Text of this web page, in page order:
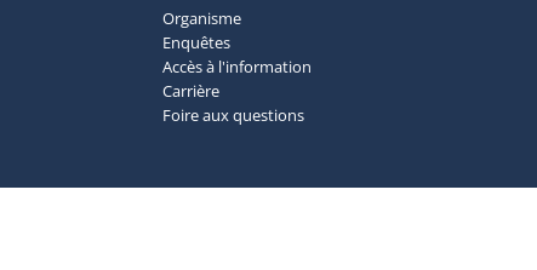
Organisme
Enquêtes
Accès à l'information
Carrière
Foire aux questions